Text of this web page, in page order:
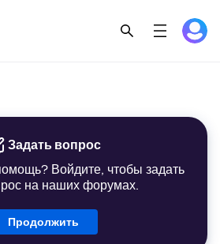
Задать вопрос
Войдите, чтобы задать
на наших форумах.
Продолжить